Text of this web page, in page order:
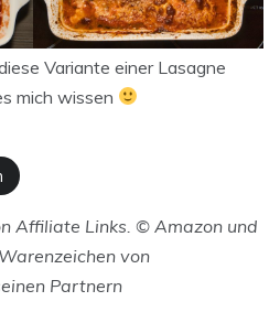
Variante einer Lasagne
mich wissen
Affiliate Links. © Amazon und
von
Partnern